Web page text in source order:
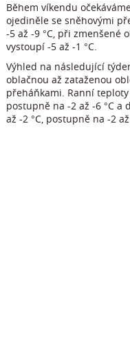
Během víkendu
ojediněle se sněhovými
-5 až -9 °C, při zmenšené
vystoupí -5 až -1 °C.
Výhled na následující
oblačnou až zataženou
přeháňkami. Ranní
postupně na -2 až -6 °C
až -2 °C, postupně na -2 až